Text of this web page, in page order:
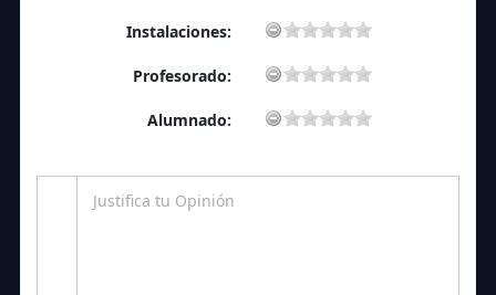
Instalaciones:
Profesorado:
Alumnado: